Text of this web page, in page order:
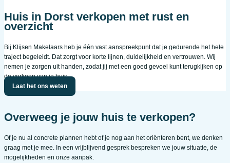
Huis in Dorst verkopen met rust en
overzicht
Bij Klijsen Makelaars heb je één vast aanspreekpunt dat je gedurende het hele
traject begeleidt. Dat zorgt voor korte lijnen, duidelijkheid en vertrouwen. Wij
nemen je zorgen uit handen, zodat jij met een goed gevoel kunt terugkijken op
de verkoop van je huis.
Laat het ons weten
Overweeg je jouw huis te verkopen?
Of je nu al concrete plannen hebt of je nog aan het oriënteren bent, we denken
graag met je mee. In een vrijblijvend gesprek bespreken we jouw situatie, de
mogelijkheden en onze aanpak.